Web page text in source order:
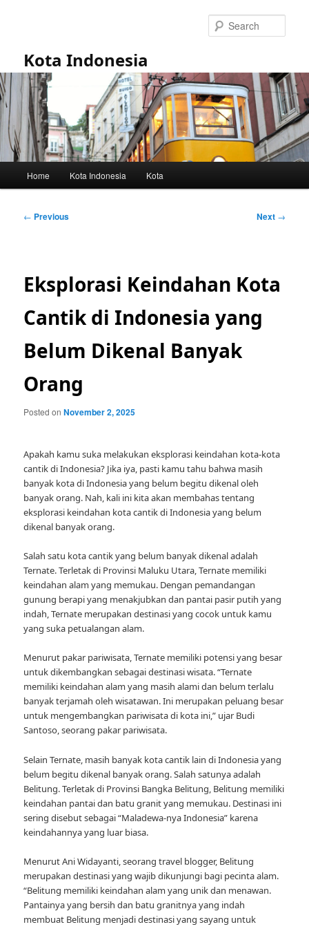
Kota Indonesia
Home Kota Indonesia Kota
Post
← Previous Next →
Eksplorasi Keindahan Kota
Cantik di Indonesia yang
Belum Dikenal Banyak
Orang
Posted onNovember 2, 2025
Apakah kamu suka melakukan eksplorasi keindahan kota-kota
cantik di Indonesia? Jika iya, pasti kamu tahu bahwa masih
banyak kota di Indonesia yang belum begitu dikenal oleh
banyak orang. Nah, kali ini kita akan membahas tentang
eksplorasi keindahan kota cantik di Indonesia yang belum
dikenal banyak orang.
Salah satu kota cantik yang belum banyak dikenal adalah
Ternate. Terletak di Provinsi Maluku Utara, Ternate memiliki
keindahan alam yang memukau. Dengan pemandangan
gunung berapi yang menakjubkan dan pantai pasir putih yang
indah, Ternate merupakan destinasi yang cocok untuk kamu
yang suka petualangan alam.
Menurut pakar pariwisata, Ternate memiliki potensi yang besar
untuk dikembangkan sebagai destinasi wisata. “Ternate
memiliki keindahan alam yang masih alami dan belum terlalu
banyak terjamah oleh wisatawan. Ini merupakan peluang besar
untuk mengembangkan pariwisata di kota ini,” ujar Budi
Santoso, seorang pakar pariwisata.
Selain Ternate, masih banyak kota cantik lain di Indonesia yang
belum begitu dikenal banyak orang. Salah satunya adalah
Belitung. Terletak di Provinsi Bangka Belitung, Belitung memiliki
keindahan pantai dan batu granit yang memukau. Destinasi ini
sering disebut sebagai “Maladewa-nya Indonesia” karena
keindahannya yang luar biasa.
Menurut Ani Widayanti, seorang travel blogger, Belitung
merupakan destinasi yang wajib dikunjungi bagi pecinta alam.
“Belitung memiliki keindahan alam yang unik dan menawan.
Pantainya yang bersih dan batu granitnya yang indah
membuat Belitung menjadi destinasi yang sayang untuk